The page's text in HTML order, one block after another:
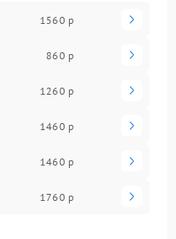
1560 р
860 р
1260 р
1460 р
1460 р
1760 р